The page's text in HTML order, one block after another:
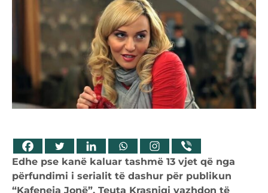
Edhe pse kanë kaluar tashmë 13 vjet që nga
përfundimi i serialit të dashur për publikun
“Kafeneja Jonë”, Teuta Krasniqi vazhdon të